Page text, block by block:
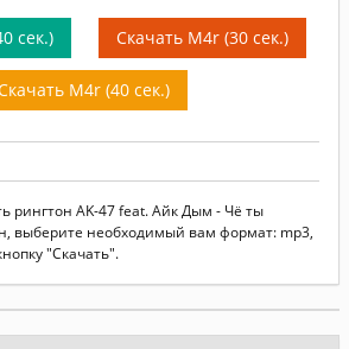
сек.) Скачать M4r (30 сек.)
M4r (40 сек.)
рингтон AK-47 feat. Айк Дым - Чё ты
выберите необходимый вам формат: mp3,
"Скачать".